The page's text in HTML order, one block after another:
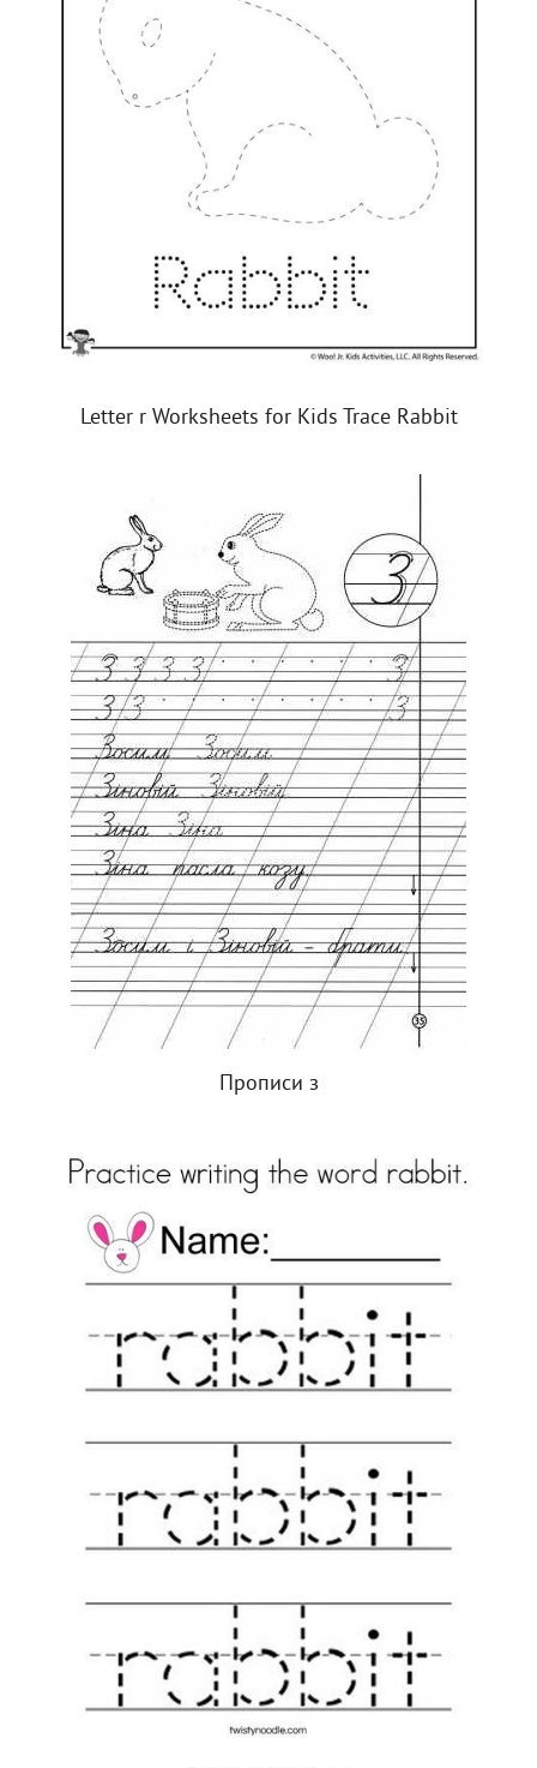
Letter r Worksheets for Kids Trace Rabbit
Прописи з